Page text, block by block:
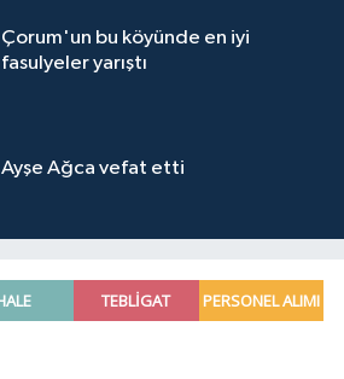
Çorum'un bu köyünde en iyi
fasulyeler yarıştı
Ayşe Ağca vefat etti